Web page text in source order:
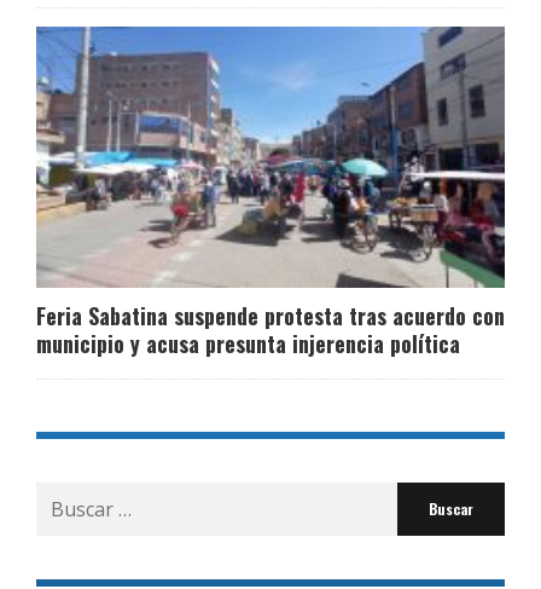
Feria Sabatina suspende protesta tras acuerdo con
municipio y acusa presunta injerencia política
Buscar
por: